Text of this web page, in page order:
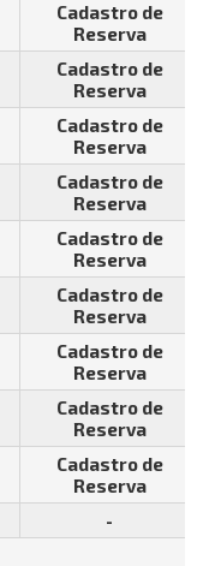
Cadastro de
Reserva
Cadastro de
Reserva
Cadastro de
Reserva
Cadastro de
Reserva
Cadastro de
Reserva
Cadastro de
Reserva
Cadastro de
Reserva
Cadastro de
Reserva
Cadastro de
Reserva
-